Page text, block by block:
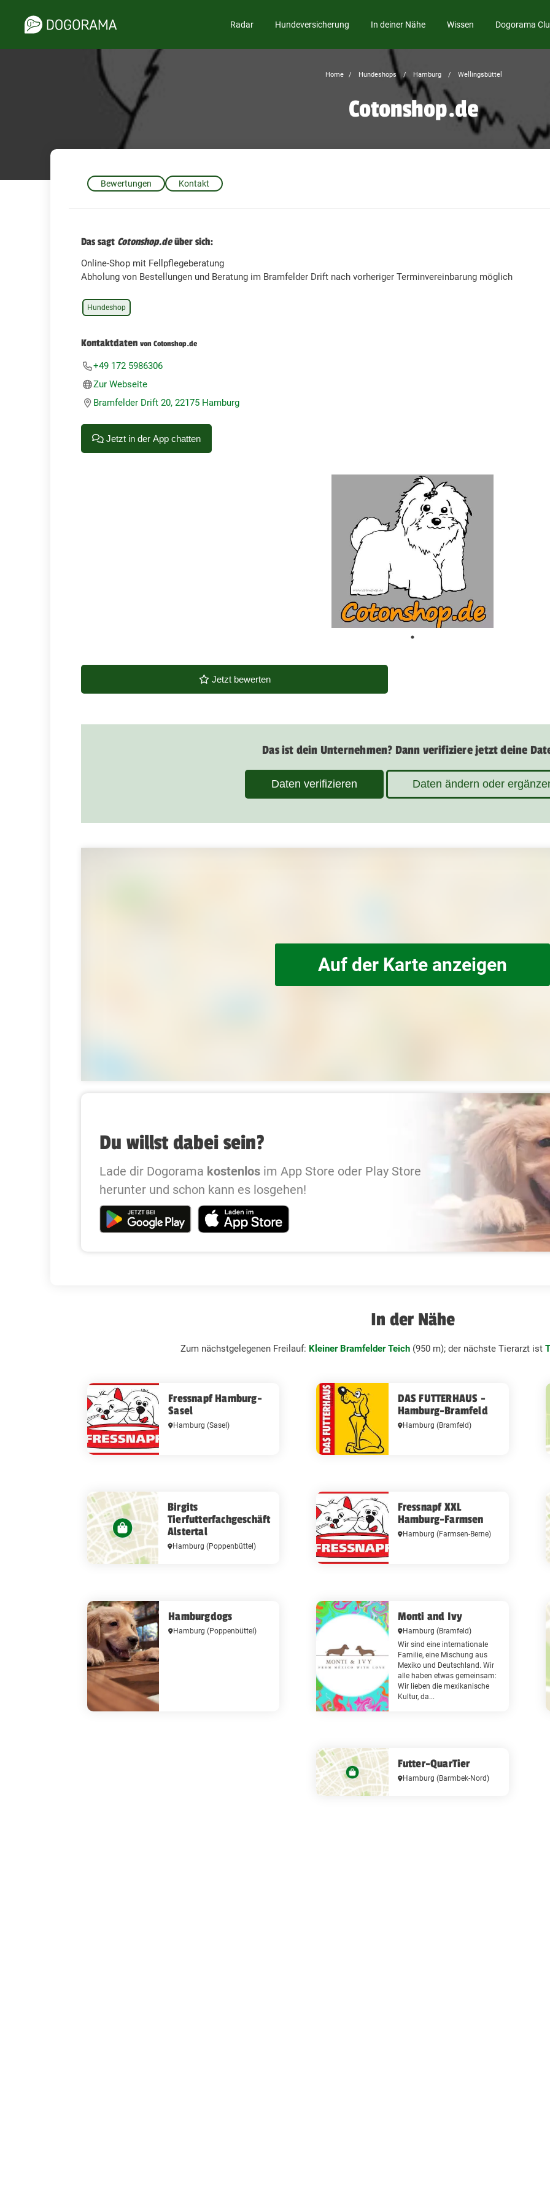
Radar Hundeversicherung In deiner Nähe Wissen Dogorama
Home Hundeshops Hamburg Wellingsbüttel
Cotonshop.de
Bewertungen Kontakt
Das sagt Cotonshop.deüber sich:
Online-Shop mit Fellpflegeberatung
Abholung von Bestellungen und Beratung im Bramfelder Drift nach vorheriger Terminvereinbarung möglich
Hundeshop
Kontaktdaten von Cotonshop.de
+49 172 5986306
Zur Webseite
Bramfelder Drift 20, 22175 Hamburg
Jetzt in der App chatten
Jetzt bewerten
Das ist dein Unternehmen? Dann verifiziere jetzt deine
Daten verifizieren Daten ändern oder
Auf der Karte anzeigen
Du willst dabei sein?
Lade dir Dogorama kostenlos im App Store oder Play Store
herunter und schon kann es losgehen!
In der Nähe
Zum nächstgelegenen Freilauf: Kleiner Bramfelder Teich (950 m); der nächste Tierarzt ist
Fressnapf Hamburg-
Sasel
Hamburg(Sasel)
DAS FUTTERHAUS -
Hamburg-Bramfeld
Hamburg (Bramfeld)
Birgits
Tierfutterfachgeschäft
Alstertal
Hamburg (Poppenbüttel)
Fressnapf XXL
Hamburg-Farmsen
Hamburg (Farmsen-Berne)
Hamburgdogs
Hamburg(Poppenbüttel)
Monti and Ivy
Hamburg (Bramfeld)
Wir sind eine internationale
Familie, eine Mischung aus
Mexiko und Deutschland. Wir
alle haben etwas gemeinsam:
Wir lieben die mexikanische
Kultur, da...
Futter-QuarTier
Hamburg (Barmbek-Nord)